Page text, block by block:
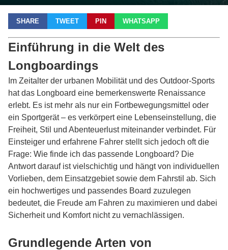
SHARE TWEET PIN WHATSAPP
Einführung in die Welt des
Longboardings
Im Zeitalter der urbanen Mobilität und des Outdoor-Sports
hat das Longboard eine bemerkenswerte Renaissance
erlebt. Es ist mehr als nur ein Fortbewegungsmittel oder
ein Sportgerät – es verkörpert eine Lebenseinstellung, die
Freiheit, Stil und Abenteuerlust miteinander verbindet. Für
Einsteiger und erfahrene Fahrer stellt sich jedoch oft die
Frage: Wie finde ich das passende Longboard? Die
Antwort darauf ist vielschichtig und hängt von individuellen
Vorlieben, dem Einsatzgebiet sowie dem Fahrstil ab. Sich
ein hochwertiges und passendes Board zuzulegen
bedeutet, die Freude am Fahren zu maximieren und dabei
Sicherheit und Komfort nicht zu vernachlässigen.
Grundlegende Arten von